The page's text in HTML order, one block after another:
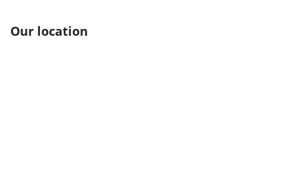
Our location